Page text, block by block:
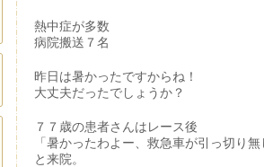
熱中症が多数
病院搬送７名
昨日は暑かったですからね！
大丈夫だったでしょうか？
７７歳の患者さんはレース後
「暑かったわよー、救急車が引っ切り
と来院。